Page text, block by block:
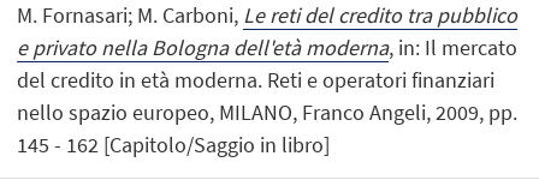
M. Fornasari; M. Carboni, Le reti del credito tra pubblico
e privato nella Bologna dell'età moderna, in: Il mercato
del credito in età moderna. Reti e operatori finanziari
nello spazio europeo, MILANO, Franco Angeli, 2009, pp.
145 - 162 [Capitolo/Saggio in libro]